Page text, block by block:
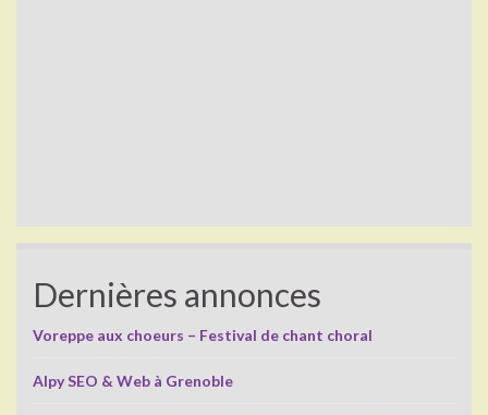
Dernières annonces
Voreppe aux choeurs – Festival de chant choral
Alpy SEO & Web à Grenoble